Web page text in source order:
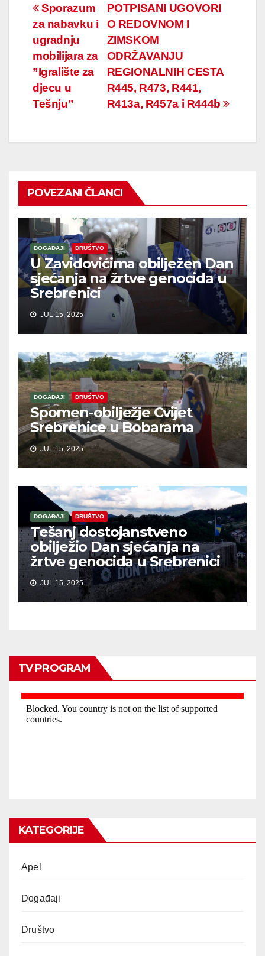
Navigacija
članaka
POTPISANI UGOVORI
O REDOVNOM I
ZIMSKOM
ODRŽAVANJU
REGIONALNIH CESTA
R445, R473, R441,
R413a, R457a i R444b
Sporazum
za nabavku i
ugradnju
mobilijara za
”Igralište za
djecu u
Tešnju”
POVEZANI ČLANCI
DOGAĐAJI DRUŠTVO
U Zavidovićima obilježen Dan
sjećanja na žrtve genocida u
Srebrenici
JUL 15, 2025
DOGAĐAJI DRUŠTVO
Spomen-obilježje Cvijet
Srebrenice u Bobarama
JUL 15, 2025
DOGAĐAJI DRUŠTVO
Tešanj dostojanstveno
obilježio Dan sjećanja na
žrtve genocida u Srebrenici
JUL 15, 2025
TV PROGRAM
KATEGORIJE
Apel
Događaji
Društvo